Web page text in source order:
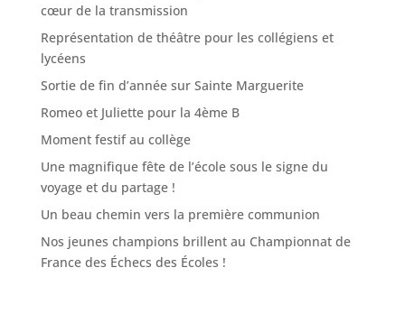
cœur de la transmission
Représentation de théâtre pour les collégiens et
lycéens
Sortie de fin d’année sur Sainte Marguerite
Romeo et Juliette pour la 4ème B
Moment festif au collège
Une magnifique fête de l’école sous le signe du
voyage et du partage !
Un beau chemin vers la première communion
Nos jeunes champions brillent au Championnat de
France des Échecs des Écoles !